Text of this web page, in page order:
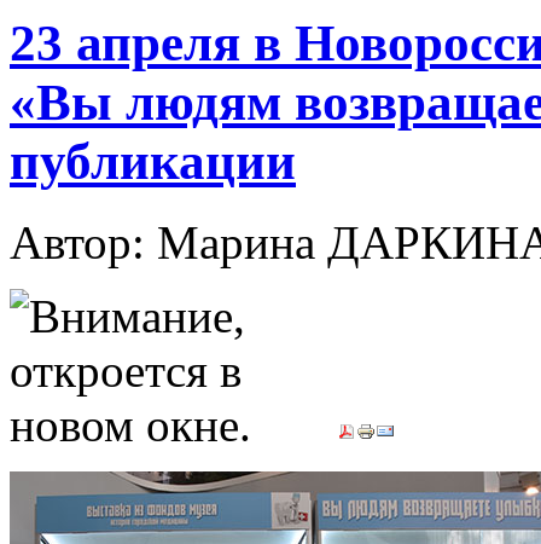
23 апреля в
«Вы людям
публикации
Автор: Марина